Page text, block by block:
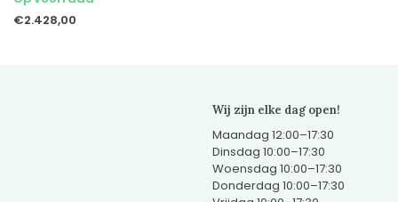
€2.428,00
Wij zijn elke dag open!
Maandag 12:00–17:30
Dinsdag 10:00–17:30
Woensdag 10:00–17:30
Donderdag 10:00–17:30